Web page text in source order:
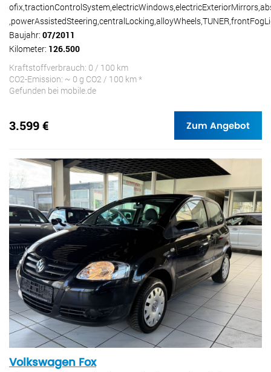
Baujahr: 07/2011
Kilometer: 126.500
Kraftstoffverbrauch: 0 / 100 km
CO2-Emission: ~ 0 g CO2 / 100 km *
Gefunden bei mobile.de
3.599 € Zum Angebot
Volkswagen Fox